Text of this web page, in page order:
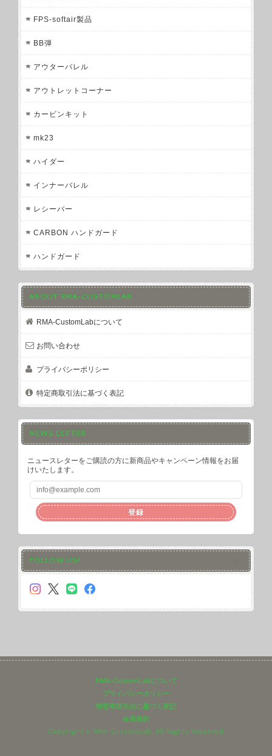
FPS-softair製品
BB弾
アウターバレル
アウトレットコーナー
カービンキット
mk23
ハイダー
インナーバレル
レシーバー
CARBON ハンドガード
ハンドガード
ABOUT RMA-CUSTOMLAB
RMA-CustomLabについて
お問い合わせ
プライバシーポリシー
特定商取引法に基づく表記
NEWS LETTER
ニュースレターをご購読の方に新商品やキャンペーン情報をお届
けいたします。
登録
FOLLOW US!
RMA-CustomLabについて
プライバシーポリシー
特定商取引法に基づく表記
会員規約
Copyright © RMA-CustomLab. All Rights Reserved.